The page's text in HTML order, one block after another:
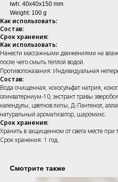
lwh: 40x40x150 mm
Weight: 100 g
Как использовать:
Состав:
Срок хранения:
Как использовать:
Нанести массажными движениями на
после чего смыть теплой водой.
Противопоказания: Индивидуальная
Состав:
Вода очищенная, кокосульфат натрия,
оликватерниум-10, экстракт травы
календулы, цветков липы, Д-Пантенол,
натуральный ароматизатор, шаромикс.
Срок хранения:
Хранить в защищенном от света месте
Срок хранения: 1 год.
Смотрите также